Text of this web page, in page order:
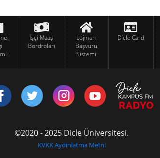
İşçi Maaş
Bordroları
Lojman
Başvuru
Sistemi
Dicle Card
©2020 - 2025 Dicle Üniversitesi.
KVKK Aydınlatma Metni